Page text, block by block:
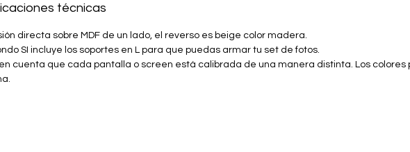
técnicas
directa sobre MDF de un lado, el reverso es beige color madera.
SI incluye los soportes en L para que puedas armar tu set de fotos.
cuenta que cada pantalla o screen está calibrada de una manera distinta. Los